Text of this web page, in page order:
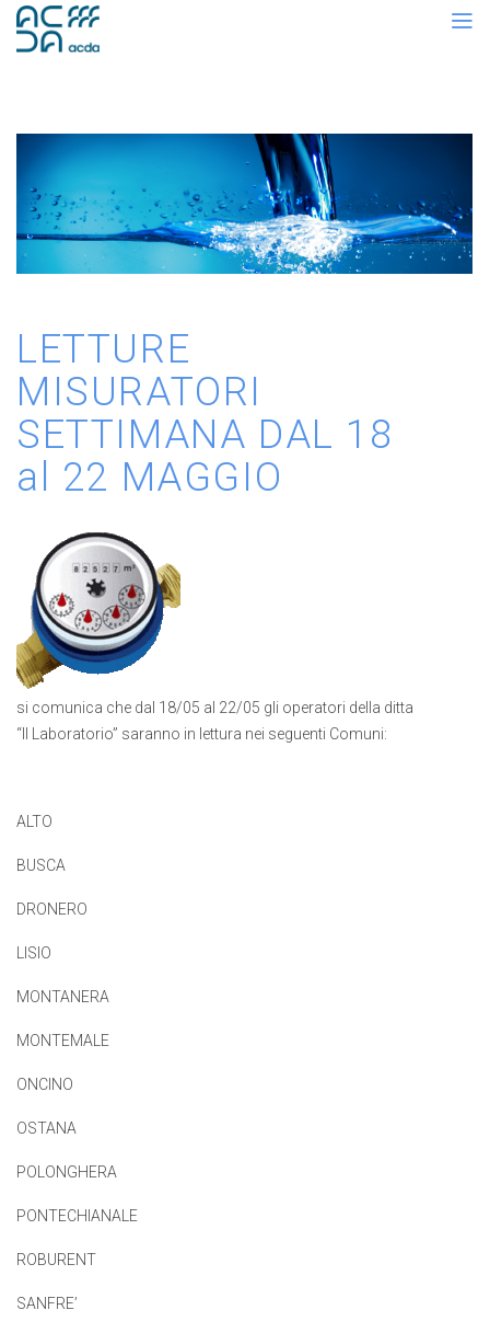
LETTURE
MISURATORI
SETTIMANA DAL 18
al 22 MAGGIO
si comunica che dal 18/05 al 22/05 gli operatori della ditta
“Il Laboratorio” saranno in lettura nei seguenti Comuni:
ALTO
BUSCA
DRONERO
LISIO
MONTANERA
MONTEMALE
ONCINO
OSTANA
POLONGHERA
PONTECHIANALE
ROBURENT
SANFRE’